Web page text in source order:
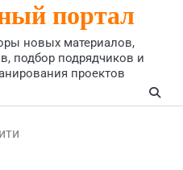
портал
новых материалов,
подбор подрядчиков и
проектов